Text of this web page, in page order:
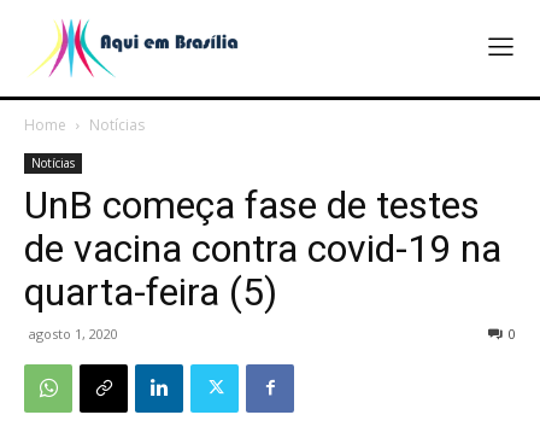
Home Notícias
Notícias
UnB começa fase de testes
de vacina contra covid-19 na
quarta-feira (5)
agosto 1, 2020 0